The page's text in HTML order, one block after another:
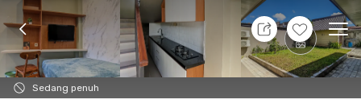
+12
Sedang penuh
7 Agt 26 - Belum tahu
Foto Fasilitas bersama Lokasi Aturan